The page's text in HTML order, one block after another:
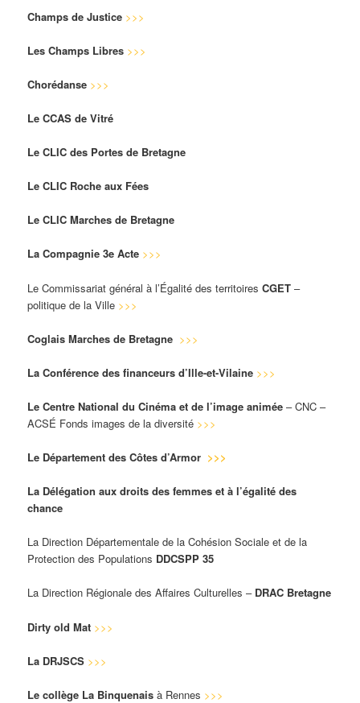
Champs de Justice >>>
Les Champs Libres >>>
Chorédanse >>>
Le CCAS de Vitré
Le CLIC des Portes de Bretagne
Le CLIC Roche aux Fées
Le CLIC Marches de Bretagne
La Compagnie 3e Acte >>>
Le Commissariat général à l’Égalité des territoiresCGET –
politique de la Ville >>>
Coglais Marches de Bretagne >>>
La Conférence des financeurs d’Ille-et-Vilaine >>>
Le Centre National du Cinéma et de l’image animée – CNC –
ACSÉ Fonds images de la diversité >>>
Le Département des Côtes d’Armor >>>
La Délégation aux droits des femmes et à l’égalité des
chance
La Direction Départementale de la Cohésion Sociale et de la
Protection des Populations DDCSPP 35
La Direction Régionale des Affaires Culturelles – DRAC Bretagne
Dirty old Mat >>>
La DRJSCS >>>
Le collège La Binquenais à Rennes >>>